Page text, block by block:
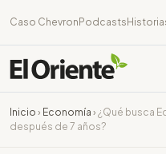
Caso Chevron Podcasts
Inicio › Economía › ¿Qué busca
después de 7 años?